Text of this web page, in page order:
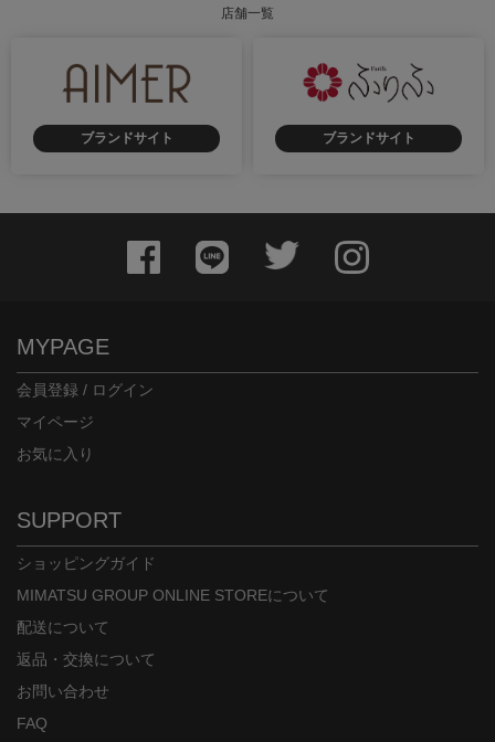
店舗一覧
ブランドサイト ブランドサイト
MYPAGE
会員登録 / ログイン
マイページ
お気に入り
SUPPORT
ショッピングガイド
MIMATSU GROUP ONLINE STOREについて
配送について
返品・交換について
お問い合わせ
FAQ